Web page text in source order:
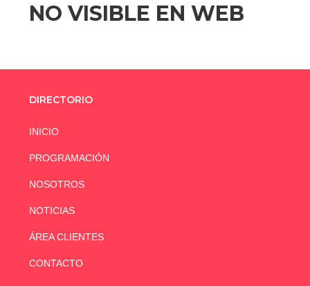
NO VISIBLE EN WEB
DIRECTORIO
INICIO
PROGRAMACIÓN
NOSOTROS
NOTICIAS
ÁREA CLIENTES
CONTACTO